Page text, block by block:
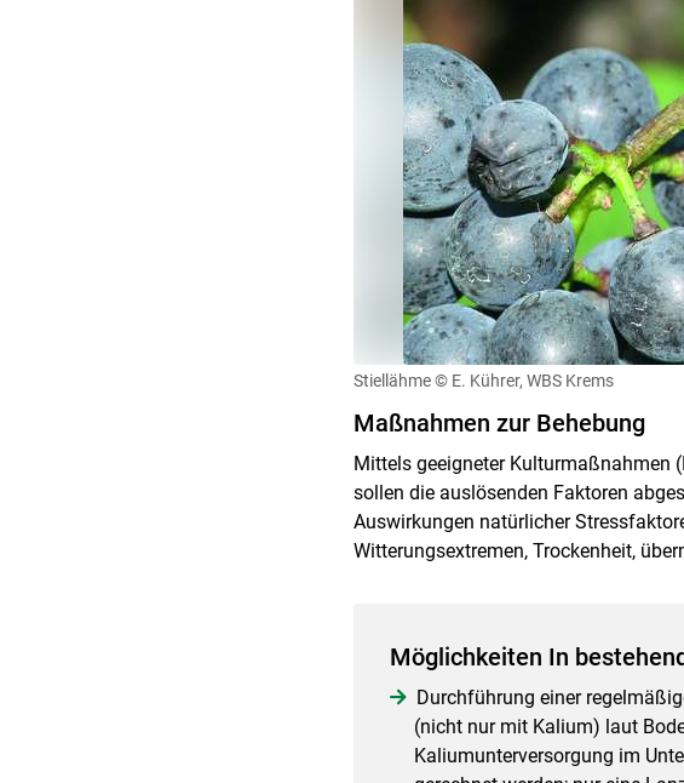
Stiellähme© E. Kührer, WBS Krems
Maßnahmen zur Behebung
Mittels geeigneter Kulturmaßnahmen
sollen die auslösenden Faktoren
Auswirkungen natürlicher
Witterungsextremen, Trockenheit,
Möglichkeiten In
Durchführung einer
(nicht nur mit Kalium) laut
Kaliumunterversorgung im